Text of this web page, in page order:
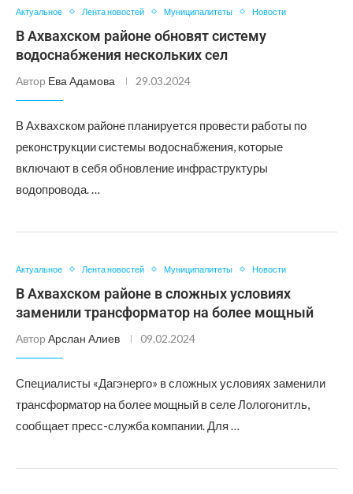
Актуальное Лента новостей Муниципалитеты Новости
В Ахвахском районе обновят систему
водоснабжения нескольких сел
Автор Ева Адамова 29.03.2024
В Ахвахском районе планируется провести работы по
реконструкции системы водоснабжения, которые
включают в себя обновление инфраструктуры
водопровода. …
Актуальное Лента новостей Муниципалитеты Новости
В Ахвахском районе в сложных условиях
заменили трансформатор на более мощный
Автор Арслан Алиев 09.02.2024
Специалисты «Дагэнерго» в сложных условиях заменили
трансформатор на более мощный в селе Лологонитль,
сообщает пресс-служба компании. Для …